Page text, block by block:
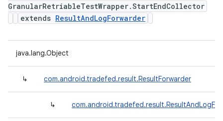
GranularRetriableTestWrapper.StartEndCollector
extends ResultAndLogForwarder
java.lang.Object
↳ com.android.tradefed.result.ResultForwarder
↳